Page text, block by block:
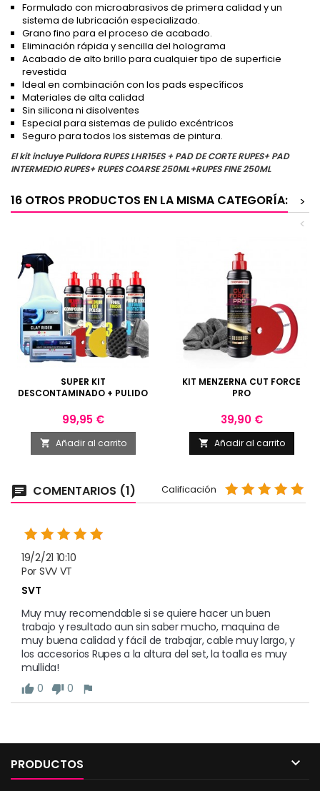
Formulado con microabrasivos de primera calidad y un
sistema de lubricación especializado.
Grano fino para el proceso de acabado.
Eliminación rápida y sencilla del holograma
Acabado de alto brillo para cualquier tipo de superficie
revestida
Ideal en combinación con los pads específicos
Materiales de alta calidad
Sin silicona ni disolventes
Especial para sistemas de pulido excéntricos
Seguro para todos los sistemas de pintura.
El kit incluye Pulidora RUPES LHR15ES + PAD DE CORTE RUPES+ PAD
INTERMEDIO RUPES+ RUPES COARSE 250ML+RUPES FINE 250ML
16 OTROS PRODUCTOS EN LA MISMA CATEGORÍA:
>
<
SUPER KIT
DESCONTAMINADO + PULIDO
Precio
99,95 €
 Añadir al carrito
KIT MENZERNA CUT FORCE
PRO
Precio
39,90 €
 Añadir al carrito
chat COMENTARIOS (1) Calificación
19/2/21 10:10
Por SVV VT
SVT
Muy muy recomendable si se quiere hacer un buen
trabajo y resultado aun sin saber mucho, maquina de
muy buena calidad y fácil de trabajar, cable muy largo, y
los accesorios Rupes a la altura del set, la toalla es muy
mullida!
thumb_up 0 thumb_down 0 flag
PRODUCTOS 